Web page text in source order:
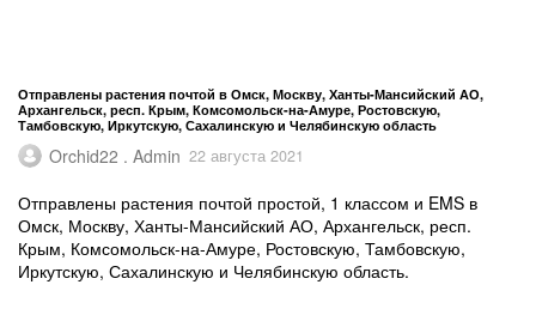
Отправлены растения почтой в Омск, Москву, Ханты-Мансийский АО,
Архангельск, респ. Крым, Комсомольск-на-Амуре, Ростовскую,
Тамбовскую, Иркутскую, Сахалинскую и Челябинскую область
Orchid22 . Admin 22 августа 2021
Отправлены растения почтой простой, 1 классом и EMS в
Омск, Москву, Ханты-Мансийский АО, Архангельск, респ.
Крым, Комсомольск-на-Амуре, Ростовскую, Тамбовскую,
Иркутскую, Сахалинскую и Челябинскую область.